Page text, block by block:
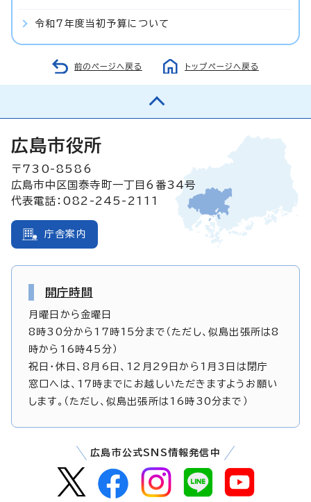
令和7年度当初予算について
前のページへ戻る トップページへ戻る
広島市役所
〒730-8586
広島市中区国泰寺町一丁目6番34号
代表電話：082-245-2111
庁舎案内
開庁時間
月曜日から金曜日
8時30分から17時15分まで（ただし、似島出張所は8
時から16時45分）
祝日・休日、8月6日、12月29日から1月3日は閉庁
窓口へは、17時までにお越しいただきますようお願い
します。（ただし、似島出張所は16時30分まで）
広島市公式SNS情報発信中